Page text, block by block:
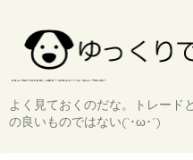
よく見ておくのだな。トレード
の良いものではない(`･ω･´)